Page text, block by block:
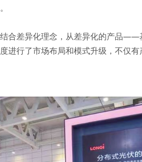
合差异化理念，从差异化的产品
行了市场布局和模式升级，不仅